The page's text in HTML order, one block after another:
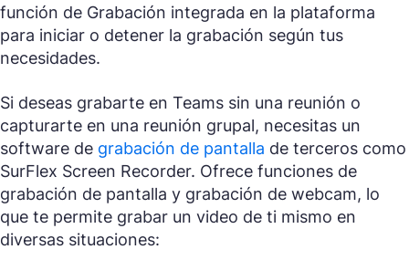
función de Grabación integrada en la plataforma
para iniciar o detener la grabación según tus
necesidades.
Si deseas grabarte en Teams sin una reunión o
capturarte en una reunión grupal, necesitas un
software de grabación de pantalla de terceros como
SurFlex Screen Recorder. Ofrece funciones de
grabación de pantalla y grabación de webcam, lo
que te permite grabar un video de ti mismo en
diversas situaciones: